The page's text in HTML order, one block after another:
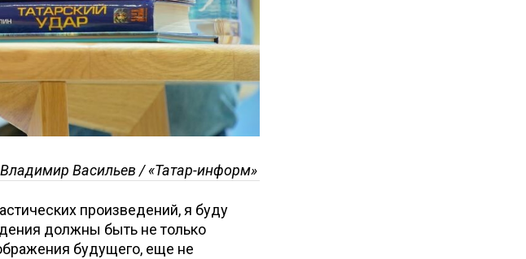
Васильев / «Татар-информ»
произведений, я буду
должны быть не только
будущего, еще не